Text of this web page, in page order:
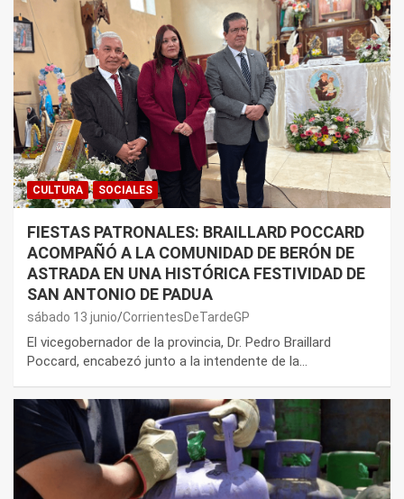
CULTURA SOCIALES
FIESTAS PATRONALES: BRAILLARD POCCARD
ACOMPAÑÓ A LA COMUNIDAD DE BERÓN DE
ASTRADA EN UNA HISTÓRICA FESTIVIDAD DE
SAN ANTONIO DE PADUA
sábado 13 junio CorrientesDeTardeGP
El vicegobernador de la provincia, Dr. Pedro Braillard
Poccard, encabezó junto a la intendente de la…